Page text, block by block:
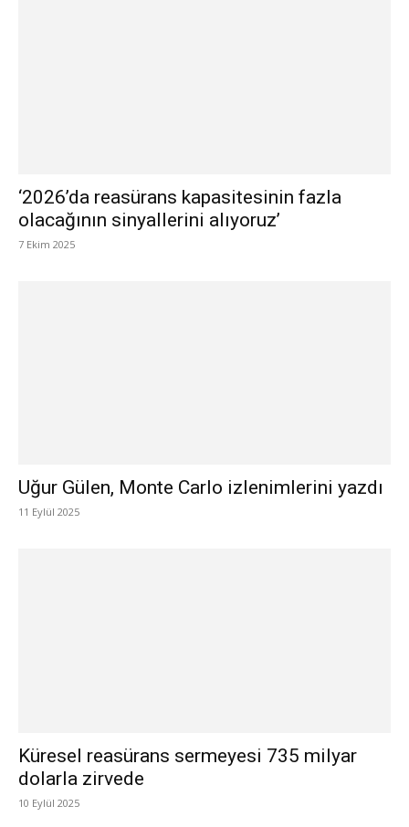
‘2026’da reasürans kapasitesinin fazla
olacağının sinyallerini alıyoruz’
7 Ekim 2025
Uğur Gülen, Monte Carlo izlenimlerini yazdı
11 Eylül 2025
Küresel reasürans sermeyesi 735 milyar
dolarla zirvede
10 Eylül 2025